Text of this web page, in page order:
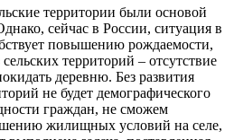
территории были основой
сейчас в России, ситуация в
повышению рождаемости,
территорий – отсутствие
деревню. Без развития
не будет демографического
граждан, не сможем
жилищных условий на селе,